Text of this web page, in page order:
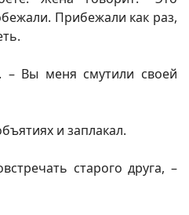
Прибежали как раз,
– Вы меня смутили своей
и заплакал.
старого друга, –